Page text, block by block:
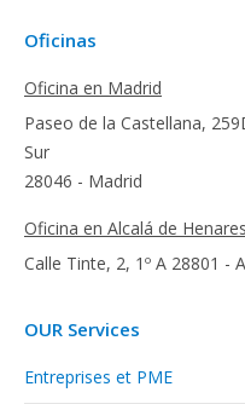
Oficinas
Oficina en Madrid
Paseo de la Castellana,
Sur
28046 - Madrid
Oficina en Alcalá de Henares
Calle Tinte, 2, 1º A 28801 -
OUR Services
Entreprises et PME